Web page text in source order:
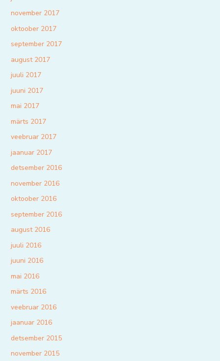
november 2017
oktoober 2017
september 2017
august 2017
juuli 2017
juuni 2017
mai 2017
märts 2017
veebruar 2017
jaanuar 2017
detsember 2016
november 2016
oktoober 2016
september 2016
august 2016
juuli 2016
juuni 2016
mai 2016
märts 2016
veebruar 2016
jaanuar 2016
detsember 2015
november 2015